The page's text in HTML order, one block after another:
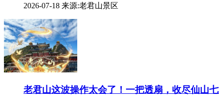
2026-07-18 来源:老君山景区
老君山这波操作太会了！一把透扇，收尽仙山